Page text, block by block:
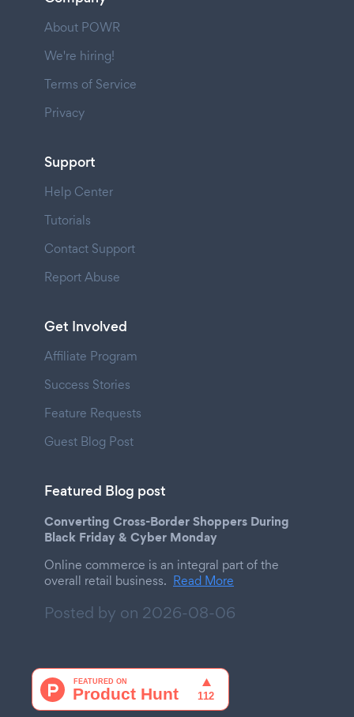
About POWR
We're hiring!
Terms of Service
Privacy
Support
Help Center
Tutorials
Contact Support
Report Abuse
Get Involved
Affiliate Program
Success Stories
Feature Requests
Guest Blog Post
Featured Blog post
Converting Cross-Border Shoppers During
Black Friday & Cyber Monday
Online commerce is an integral part of the
overall retail business. Read More
Posted by on 2026-08-06